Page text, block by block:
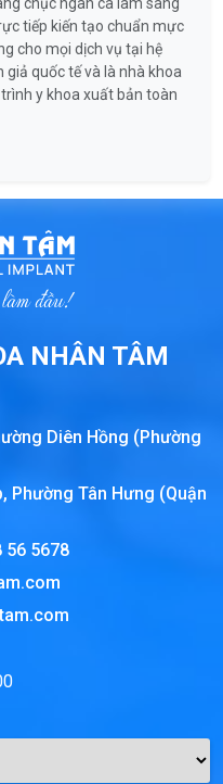
tiếp kiến tạo chuẩn mực
cho mọi dịch vụ tại hệ
giả quốc tế và là nhà khoa
y khoa xuất bản toàn
NHÂN TÂM
Diên Hồng (Phường
Phường Tân Hưng (Quận
56 5678